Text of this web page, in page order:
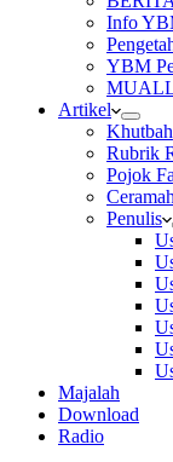
Info
YBM
Artikel
Khutbah
Rubrik
Pojok
Ceramah
Penulis
Majalah
Download
Radio